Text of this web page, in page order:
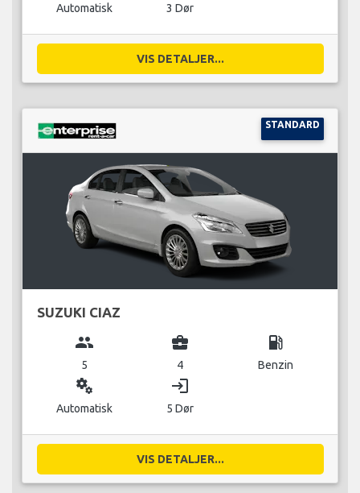
Automatisk 3 Dør
VIS DETALJER...
STANDARD
SUZUKI CIAZ
group
5
business_center
4
local_gas_station
Benzin
miscellaneous_services
Automatisk
login
5 Dør
VIS DETALJER...